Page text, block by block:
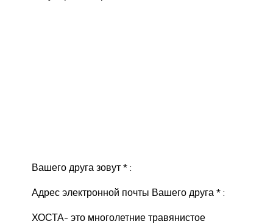
Вашего друга зовут * :
Адрес электронной почты Вашего друга * :
ХОСТА- это многолетние травянистое